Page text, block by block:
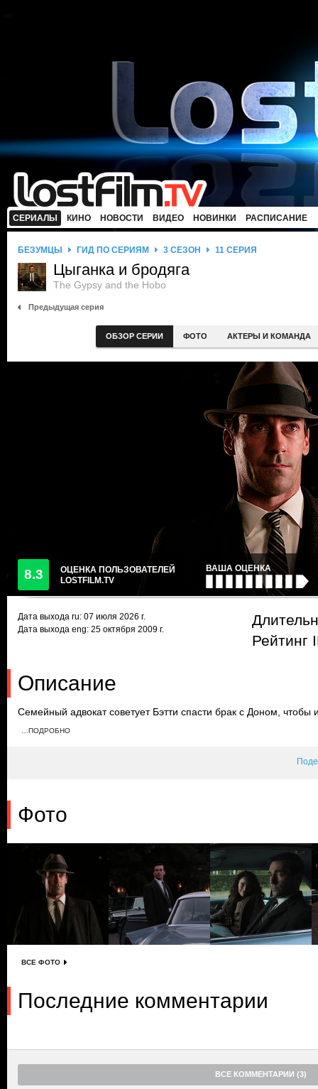
СЕРИАЛЫ КИНО НОВОСТИ ВИДЕО НОВИНКИ РАСПИСАНИЕ
БЕЗУМЦЫ ГИД ПО СЕРИЯМ 3 СЕЗОН 11 СЕРИЯ
Цыганка и бродяга
The Gypsy and the Hobo
Предыдущая серия
ОБЗОР СЕРИИ ФОТО АКТЕРЫ И КОМАНДА
8.3
ОЦЕНКА ПОЛЬЗОВАТЕЛЕЙ
LOSTFILM.TV
ВАША ОЦЕНКА
Дата выхода ru: 07 июля 2026 г.
Дата выхода eng: 25 октября 2009 г.
Рейтинг
Описание
Семейный адвокат советует Бэтти спасти брак с Доном,
развода. Бывшая клиентка Роджера хочет возобновить их
…ПОДРОБНО
Фото
ВСЕ ФОТО
Последние комментарии
ВСЕ КОММЕНТАРИИ (3)